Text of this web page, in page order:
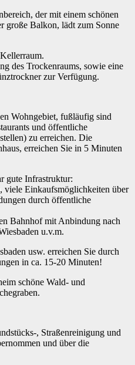
der mit einem schönen
große Balkon, lädt zum Sonne
des Trockenraums, sowie eine
zur Verfügung.
Wohngebiet, fußläufig sind
und öffentliche
zu erreichen. Die
erreichen Sie in 5 Minuten
gute Infrastruktur:
viele Einkaufsmöglichkeiten über
durch öffentliche
Bahnhof mit Anbindung nach
u.v.m.
usw. erreichen Sie durch
in ca. 15-20 Minuten!
schöne Wald- und
, Straßenreinigung und
und über die